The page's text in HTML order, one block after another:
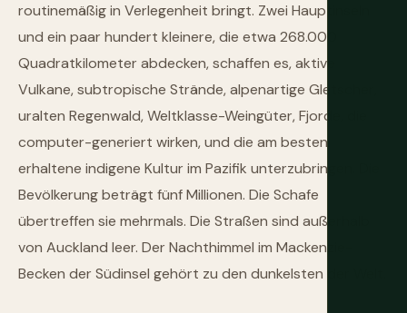
routinemäßig in Verlegenheit bringt. Zwei Hauptinseln
und ein paar hundert kleinere, die etwa 268.000
Quadratkilometer abdecken, schaffen es, aktive
Vulkane, subtropische Strände, alpenartige Gletscher,
uralten Regenwald, Weltklasse-Weingüter, Fjorde, die
computer-generiert wirken, und die am besten
erhaltene indigene Kultur im Pazifik unterzubringen. Die
Bevölkerung beträgt fünf Millionen. Die Schafe
übertreffen sie mehrmals. Die Straßen sind außerhalb
von Auckland leer. Der Nachthimmel im Mackenzie-
Becken der Südinsel gehört zu den dunkelsten der Welt.